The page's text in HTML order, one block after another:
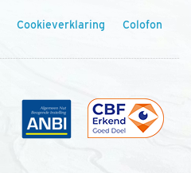
Cookieverklaring Colofon